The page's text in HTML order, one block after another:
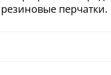
перчатки.